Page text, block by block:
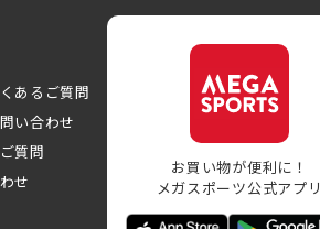
あるご質問
い合わせ
質問
せ
お買い物が便利に！
メガスポーツ公式アプリ